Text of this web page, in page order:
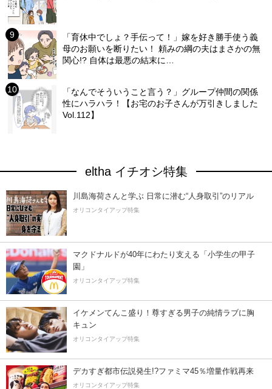
「育休中でしょ？手伝って！」嫁を好き勝手使う義
母のお願いを断りたい！ 頼みの綱の夫はまさかの無
関心!? 自体は最悪の結末に…
「なんでそういうこと言う？」グループ仲間の関係
性にハラハラ！【お宅のお子さんが万引きしました
Vol.112】
eltha イチオシ特集
川島海荷さんと学ぶ 日常に潜む“人身取引”のリアル
オリコンタイアップ特集
マクドナルドが40年にわたり支える「小学生の甲子
園」
オリコンタイアップ特集
イケメンてんこ盛り！尊すぎる男子の純情ラブに胸
キュン
オリコンタイアップ特集
デカすぎ都市伝説発生!?ファミマ45％増量作戦再来
オリコンタイアップ特集